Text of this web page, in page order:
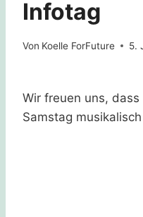
Infotag
Von Koelle ForFuture 5.
Wir freuen uns,
Samstag